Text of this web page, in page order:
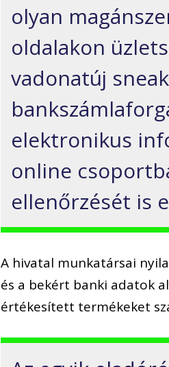
olyan
oldalakon
vadonatúj
elektronikus
online
ellenőrzését is
A hivatal munkatársai
és a bekért banki adatok
értékesített termékeket